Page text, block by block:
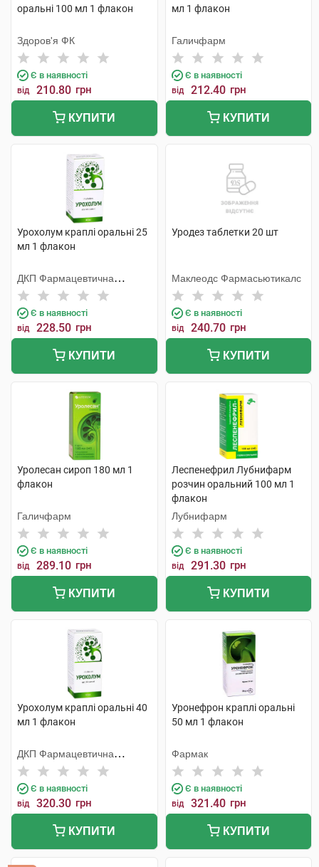
оральні 100 мл 1 флакон
Здоров'я ФК
Є в наявності
від 210.80 грн
КУПИТИ
мл 1 флакон
Галичфарм
Є в наявності
від 212.40 грн
КУПИТИ
Урохолум краплі оральні 25
мл 1 флакон
ДКП Фармацевтична
фабрика
Є в наявності
від 228.50 грн
КУПИТИ
Уродез таблетки 20 шт
Маклеодс Фармасьютикалс
Є в наявності
від 240.70 грн
КУПИТИ
Уролесан сироп 180 мл 1
флакон
Галичфарм
Є в наявності
від 289.10 грн
КУПИТИ
Леспенефрил Лубнифарм
розчин оральний 100 мл 1
флакон
Лубнифарм
Є в наявності
від 291.30 грн
КУПИТИ
Урохолум краплі оральні 40
мл 1 флакон
ДКП Фармацевтична
фабрика
Є в наявності
від 320.30 грн
КУПИТИ
Уронефрон краплі оральні
50 мл 1 флакон
Фармак
Є в наявності
від 321.40 грн
КУПИТИ